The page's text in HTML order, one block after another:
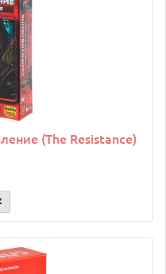
(The Resistance)